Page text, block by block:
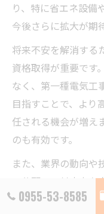
り、特に省エネ設備
今後さらに拡大が期
将来不安を解消する
資格取得が重要です
なく、第一種電気工
目指すことで、より
任される機会が増え
のも有効です。
また、業界の動向や
い分野への対応力
ば、スマートホーム
0955-53-8585